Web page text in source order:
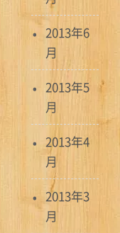
2013年6
月
2013年5
月
2013年4
月
2013年3
月